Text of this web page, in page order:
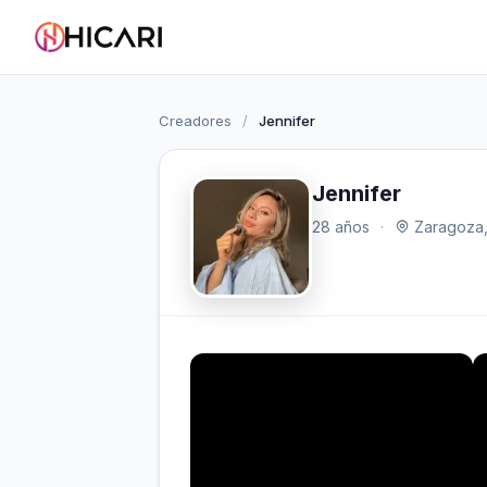
Creadores / Jennifer
Jennifer
28 años ·